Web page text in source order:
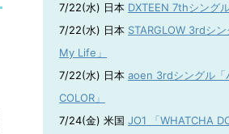
7/22(水) 日本 DXTEEN 7thシング
7/22(水) 日本 STARGLOW 3rdシン
My Life」
7/22(水) 日本 aoen 3rdシングル「
COLOR」
7/24(金) 米国 JO1 「WHATCHA